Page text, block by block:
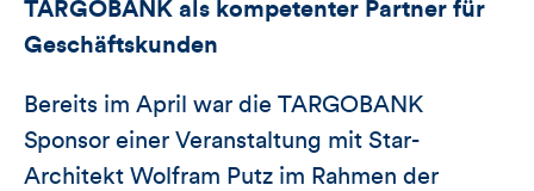
TARGOBANK als kompetenter Partner für
Geschäftskunden
Bereits im April war die TARGOBANK
Sponsor einer Veranstaltung mit Star-
Architekt Wolfram Putz im Rahmen der